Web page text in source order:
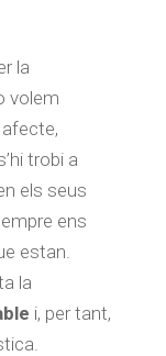
la
volem
trobi a
els seus
ens
estan.
la
i, per tant,